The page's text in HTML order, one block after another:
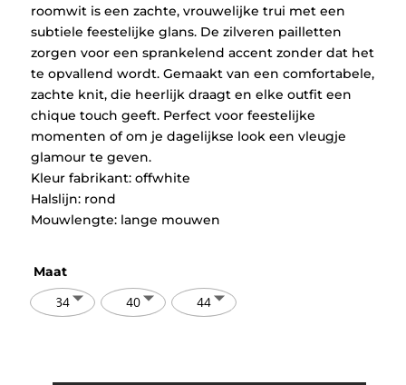
roomwit is een zachte, vrouwelijke trui met een
subtiele feestelijke glans. De zilveren pailletten
zorgen voor een sprankelend accent zonder dat het
te opvallend wordt. Gemaakt van een comfortabele,
zachte knit, die heerlijk draagt en elke outfit een
chique touch geeft. Perfect voor feestelijke
momenten of om je dagelijkse look een vleugje
glamour te geven.
Kleur fabrikant: offwhite
Halslijn: rond
Mouwlengte: lange mouwen
Maat
34 40 44